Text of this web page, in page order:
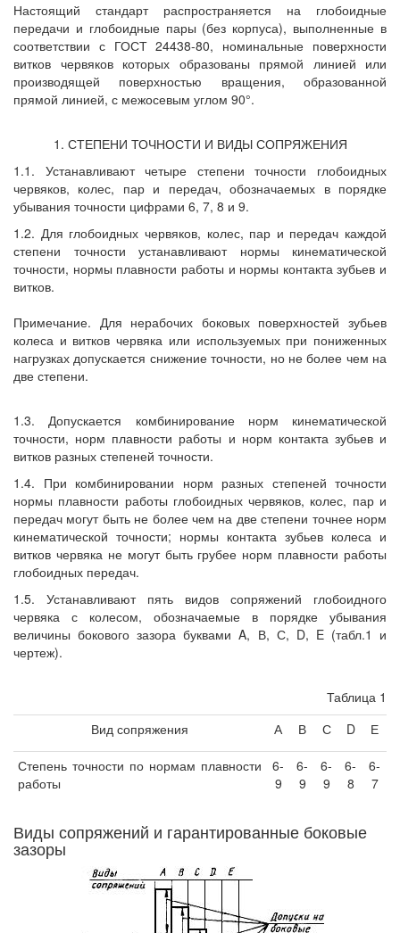
Настоящий стандарт распространяется на глобоидные
передачи и глобоидные пары (без корпуса), выполненные в
соответствии с ГОСТ 24438-80, номинальные поверхности
витков червяков которых образованы прямой линией или
производящей поверхностью вращения, образованной
прямой линией, с межосевым углом 90°.
1. СТЕПЕНИ ТОЧНОСТИ И ВИДЫ СОПРЯЖЕНИЯ
1.1. Устанавливают четыре степени точности глобоидных
червяков, колес, пар и передач, обозначаемых в порядке
убывания точности цифрами 6, 7, 8 и 9.
1.2. Для глобоидных червяков, колес, пар и передач каждой
степени точности устанавливают нормы кинематической
точности, нормы плавности работы и нормы контакта зубьев и
витков.
Примечание. Для нерабочих боковых поверхностей зубьев
колеса и витков червяка или используемых при пониженных
нагрузках допускается снижение точности, но не более чем на
две степени.
1.3. Допускается комбинирование норм кинематической
точности, норм плавности работы и норм контакта зубьев и
витков разных степеней точности.
1.4. При комбинировании норм разных степеней точности
нормы плавности работы глобоидных червяков, колес, пар и
передач могут быть не более чем на две степени точнее норм
кинематической точности; нормы контакта зубьев колеса и
витков червяка не могут быть грубее норм плавности работы
глобоидных передач.
1.5. Устанавливают пять видов сопряжений глобоидного
червяка с колесом, обозначаемые в порядке убывания
величины бокового зазора буквами A, В, С, D, E (табл.1 и
чертеж).
Таблица 1
Вид сопряжения
А В С D Е
Степень точности по нормам плавности
работы
6-
9
6-
9
6-
9
6-
8
6-
7
Виды сопряжений и гарантированные боковые
зазоры